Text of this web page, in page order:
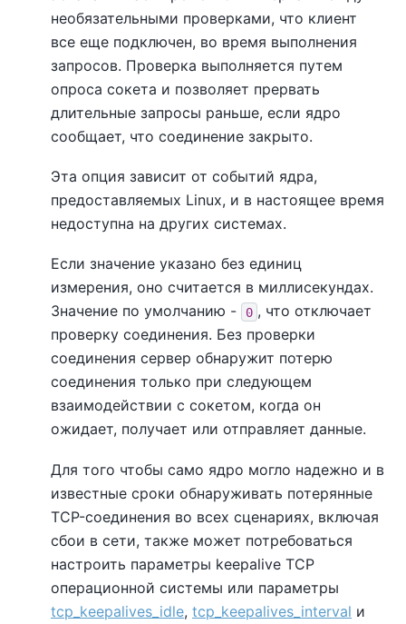
необязательными проверками, что клиент
все еще подключен, во время выполнения
запросов. Проверка выполняется путем
опроса сокета и позволяет прервать
длительные запросы раньше, если ядро
сообщает, что соединение закрыто.
Эта опция зависит от событий ядра,
предоставляемых Linux, и в настоящее время
недоступна на других системах.
Если значение указано без единиц
измерения, оно считается в миллисекундах.
Значение по умолчанию -
0 , что отключает
проверку соединения. Без проверки
соединения сервер обнаружит потерю
соединения только при следующем
взаимодействии с сокетом, когда он
ожидает, получает или отправляет данные.
Для того чтобы само ядро могло надежно и в
известные сроки обнаруживать потерянные
TCP-соединения во всех сценариях, включая
сбои в сети, также может потребоваться
настроить параметры keepalive TCP
операционной системы или параметры
tcp_keepalives_idle, tcp_keepalives_interval и